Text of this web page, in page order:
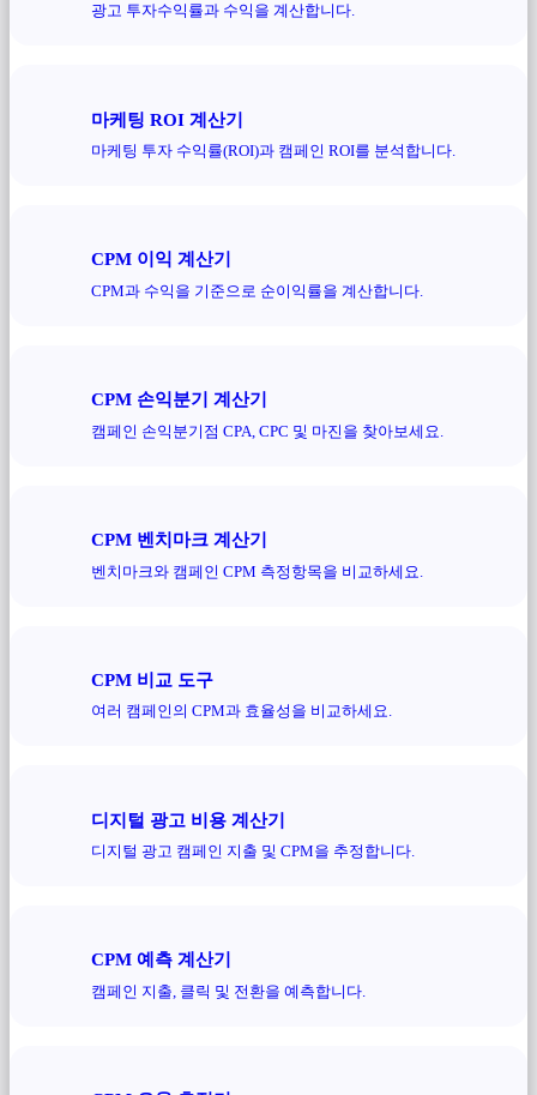
광고 투자수익률과 수익을 계산합니다.
마케팅 ROI 계산기
마케팅 투자 수익률(ROI)과 캠페인 ROI를 분석합니다.
CPM 이익 계산기
CPM과 수익을 기준으로 순이익률을 계산합니다.
CPM 손익분기 계산기
캠페인 손익분기점 CPA, CPC 및 마진을 찾아보세요.
CPM 벤치마크 계산기
벤치마크와 캠페인 CPM 측정항목을 비교하세요.
CPM 비교 도구
여러 캠페인의 CPM과 효율성을 비교하세요.
디지털 광고 비용 계산기
디지털 광고 캠페인 지출 및 CPM을 추정합니다.
CPM 예측 계산기
캠페인 지출, 클릭 및 전환을 예측합니다.